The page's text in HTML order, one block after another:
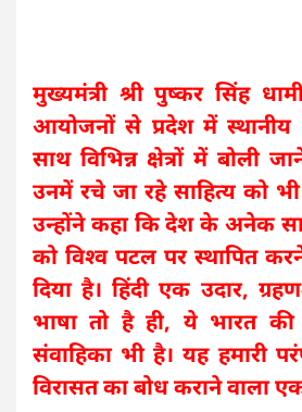
मुख्यमंत्री श्री पुष्कर सिंह
आयोजनों से प्रदेश में
साथ विभिन्न क्षेत्रों में बोली
उनमें रचे जा रहे साहित्य को भी
उन्होंने कहा कि देश के अनेक
को विश्व पटल पर स्थापित
दिया है। हिंदी एक उदार,
भाषा तो है ही, ये भारत की
संवाहिका भी है। यह हमारी
विरासत का बोध कराने वाला